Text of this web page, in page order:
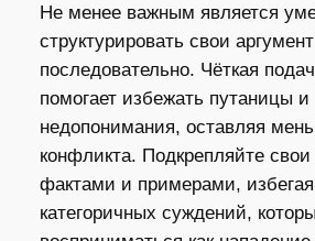
Не менее важным является
структурировать свои
последовательно. Чёткая
помогает избежать путаницы и
недопонимания, оставляя
конфликта. Подкрепляйте
фактами и примерами,
категоричных суждений,